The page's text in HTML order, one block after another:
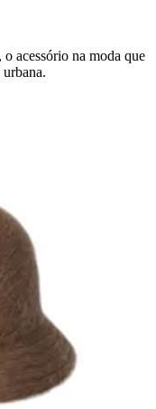
acessório na moda que